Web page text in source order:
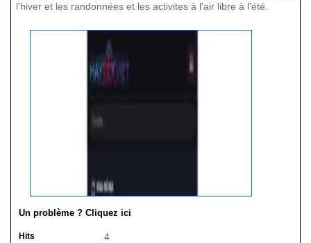
l'hiver et les randonnées et les activites à l'air libre à l'été.
Un problème ? Cliquez ici
Hits 4